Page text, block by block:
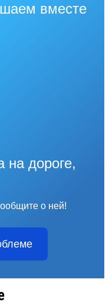
вместе
на дороге,
о ней!